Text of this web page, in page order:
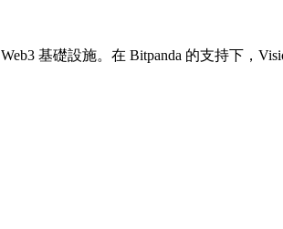
基礎設施。在 Bitpanda 的支持下，